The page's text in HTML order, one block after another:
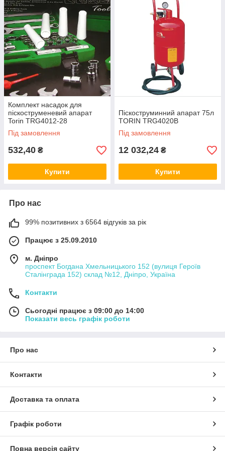
Комплект насадок для
піскоструменевий апарат
Torin TRG4012-28
Під замовлення
532,40 ₴
Купити
Піскоструминний апарат 75л
TORIN TRG4020B
Під замовлення
12 032,24 ₴
Купити
Про нас
99% позитивних з 6564 відгуків за рік
Працює з 25.09.2010
м. Дніпро
проспект Богдана Хмельницького 152 (вулиця Героїв
Сталінграда 152) склад №12, Дніпро, Україна
Контакти
Сьогодні працює з 09:00 до 14:00
Показати весь графік роботи
Про нас
Контакти
Доставка та оплата
Графік роботи
Повна версія сайту